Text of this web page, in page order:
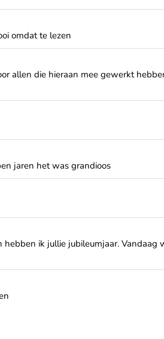
omdat te lezen
allen die hieraan mee gewerkt
jaren het was grandioos
ik jullie jubileumjaar. Vandaag